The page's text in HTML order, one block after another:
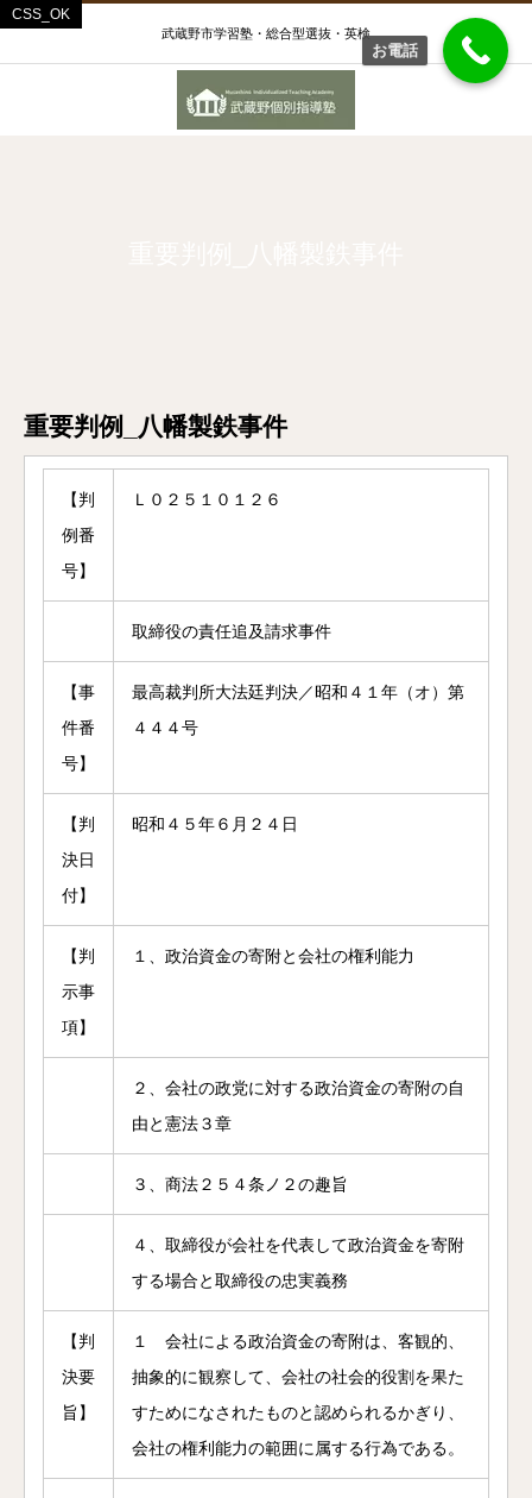
武蔵野市学習塾・総合型選抜・英検
重要判例_八幡製鉄事件
【判
例番
号】
Ｌ０２５１０１２６
取締役の責任追及請求事件
【事
件番
号】
最高裁判所大法廷判決／昭和４１年（オ）第
４４４号
【判
決日
付】
昭和４５年６月２４日
【判
示事
項】
１、政治資金の寄附と会社の権利能力
２、会社の政党に対する政治資金の寄附の自
由と憲法３章
３、商法２５４条ノ２の趣旨
４、取締役が会社を代表して政治資金を寄附
する場合と取締役の忠実義務
【判
決要
旨】
１ 会社による政治資金の寄附は、客観的、
抽象的に観察して、会社の社会的役割を果た
すためになされたものと認められるかぎり、
会社の権利能力の範囲に属する行為である。
お電話